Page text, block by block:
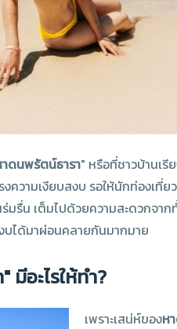
ดนพรัตน์ธารา" หรือที่ชาวบ้านเ
ความเงียบสงบ รอให้นักท่องเที่
มรื่น เต็มไปด้วยความสะดวกจาก
ได้มาผ่อนคลายกันมากมาย
อะไรให้ทำ?
เพราะเสน่ห์ของห